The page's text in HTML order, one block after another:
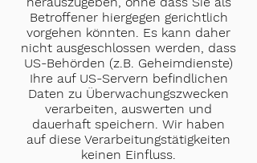
Betroffener hiergegen gerichtlich
vorgehen könnten. Es kann daher
nicht ausgeschlossen werden, dass
US-Behörden (z.B. Geheimdienste)
Ihre auf US-Servern befindlichen
Daten zu Überwachungszwecken
verarbeiten, auswerten und
dauerhaft speichern. Wir haben
auf diese Verarbeitungstätigkeiten
keinen Einfluss.